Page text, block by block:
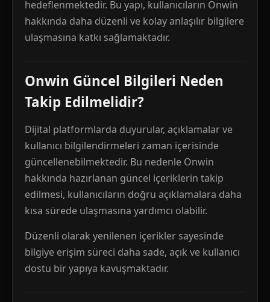
hedeflenmektedir. Bu yapı, kullanıcıların Onwin
hakkında daha düzenli ve kolay anlaşılır bilgilere
ulaşmasına katkı sağlamaktadır.
Onwin Güncel Bilgileri Neden
Takip Edilmelidir?
Dijital platformlarda duyurular, açıklamalar ve
kullanıcı bilgilendirmeleri zaman içerisinde
güncellenebilmektedir. Bu nedenle Onwin
hakkında hazırlanan güncel içeriklerin takip
edilmesi, kullanıcıların doğru açıklamalara daha
kısa sürede ulaşmasına yardımcı olabilir.
Düzenli olarak yenilenen içerikler sayesinde
bilgiye erişim süreci daha sade, açık ve kullanıcı
dostu bir yapıya kavuşmaktadır.